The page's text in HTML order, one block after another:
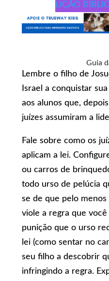
LIÇÃO
Guia
Lembre o filho de
Israel a conquistar
aos alunos que,
juízes assumiram a
Fale sobre como os
aplicam a lei.
ou carros de
todo urso de pelúcia
se de que pelo
viole a regra que
punição que o urso
lei (como sentar no
seu filho a descobrir
infringindo a regra.